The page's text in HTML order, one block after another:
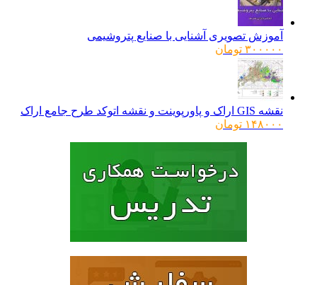
آموزش تصویری آشنایی با صنایع پتروشیمی
۳۰۰۰۰۰ تومان
نقشه GIS اراک و پاورپوینت و نقشه اتوکد طرح جامع اراک
۱۴۸۰۰۰ تومان